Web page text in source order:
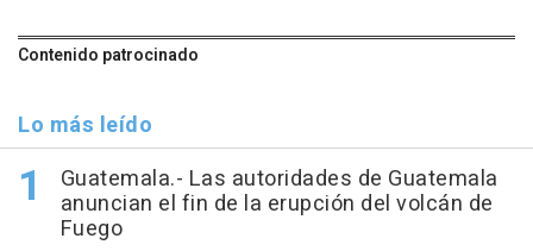
Contenido patrocinado
Lo más leído
Guatemala.- Las autoridades de Guatemala
anuncian el fin de la erupción del volcán de
Fuego